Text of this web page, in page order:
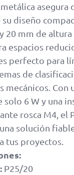
asegura
diseño
20 mm de altura
espacios
perfecto para
de
mecánicos. Con
solo 6 W y una
rosca M4, el
solución
tus proyectos.
P25/20